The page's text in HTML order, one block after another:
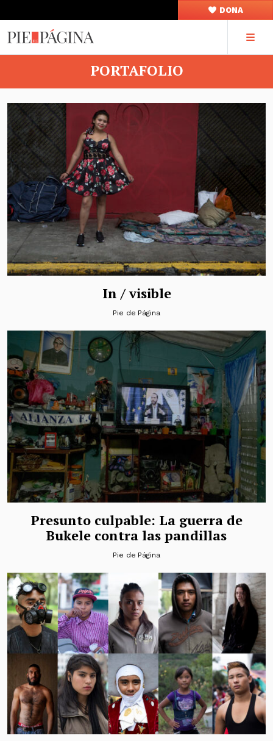
DONA
PORTAFOLIO
In / visible
Pie de Página
Presunto culpable: La guerra de
Bukele contra las pandillas
Pie de Página